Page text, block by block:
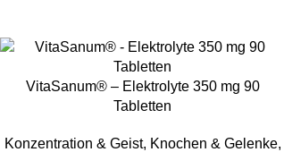
IN DEN WARENKORB
VitaSanum® – Elektrolyte 350 mg 90
Tabletten
Konzentration & Geist, Knochen & Gelenke,